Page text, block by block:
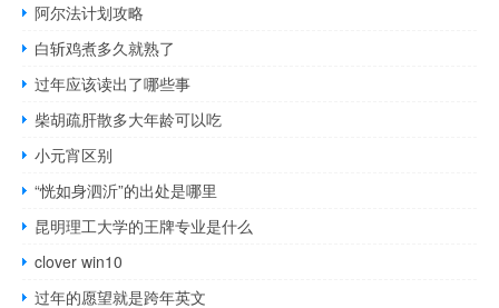
阿尔法计划攻略
白斩鸡煮多久就熟了
过年应该读出了哪些事
柴胡疏肝散多大年龄可以吃
小元宵区别
“恍如身泗沂”的出处是哪里
昆明理工大学的王牌专业是什么
clover win10
过年的愿望就是跨年英文